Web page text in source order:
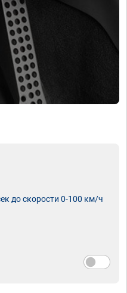
до скорости 0-100 км/ч